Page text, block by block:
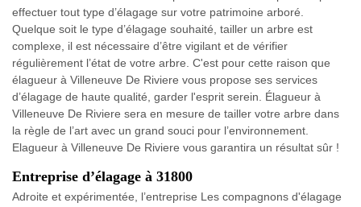
effectuer tout type d’élagage sur votre patrimoine arboré.
Quelque soit le type d’élagage souhaité, tailler un arbre est
complexe, il est nécessaire d’être vigilant et de vérifier
régulièrement l’état de votre arbre. C'est pour cette raison que
élagueur à Villeneuve De Riviere vous propose ses services
d’élagage de haute qualité, garder l'esprit serein. Élagueur à
Villeneuve De Riviere sera en mesure de tailler votre arbre dans
la règle de l’art avec un grand souci pour l’environnement.
Elagueur à Villeneuve De Riviere vous garantira un résultat sûr !
Entreprise d’élagage à 31800
Adroite et expérimentée, l’entreprise Les compagnons d'élagage